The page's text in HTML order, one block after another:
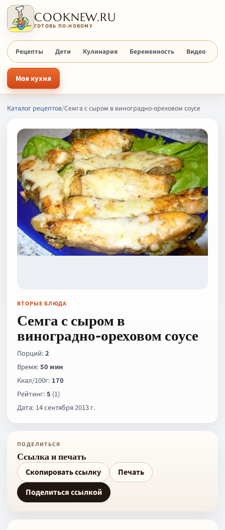
COOKNEW.RU
ГОТОВЬ ПО-НОВОМУ
Рецепты Дети Кулинария Беременность Видео
Моя кухня
Каталог рецептов/Семга с сыром в виноградно-ореховом соусе
ВТОРЫЕ БЛЮДА
Семга с сыром в
виноградно-ореховом соусе
Порций:2
Время:50 мин
Ккал/100г: 170
Рейтинг:5 (1)
Дата: 14 сентября 2013 г.
ПОДЕЛИТЬСЯ
Ссылка и печать
Скопировать ссылку
Печать
Поделиться ссылкой